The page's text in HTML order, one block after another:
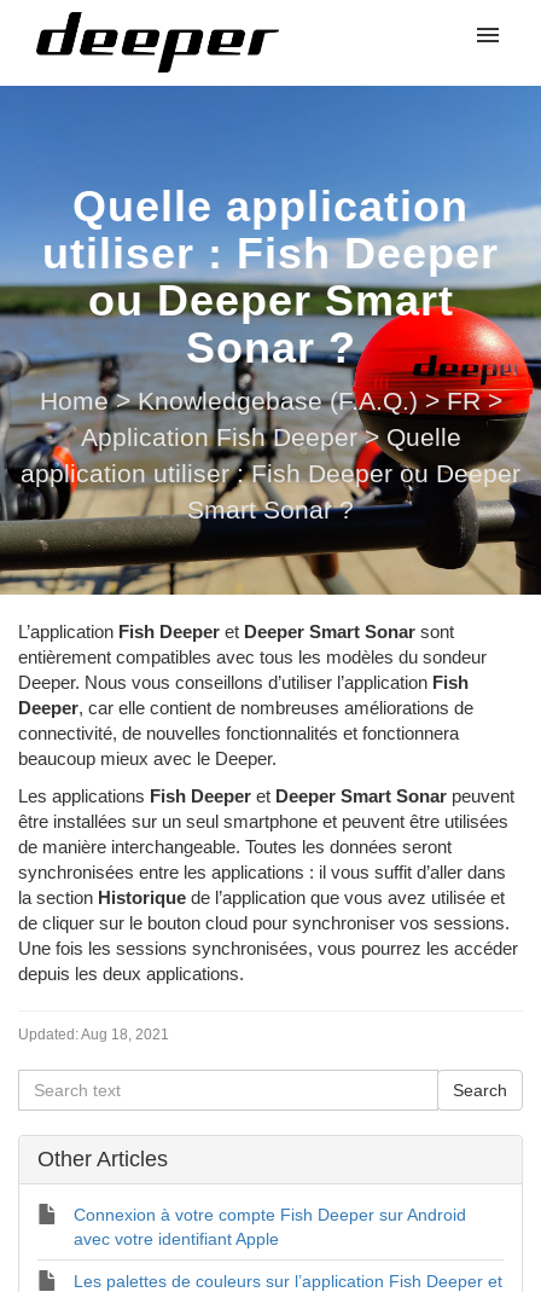
Quelle application
utiliser : Fish Deeper
ou Deeper Smart
Sonar ?
Home > Knowledgebase (F.A.Q.) > FR >
Application Fish Deeper > Quelle
application utiliser : Fish Deeper ou Deeper
Smart Sonar ?
L’application Fish Deeper et Deeper Smart Sonar sont
entièrement compatibles avec tous les modèles du sondeur
Deeper. Nous vous conseillons d’utiliser l’application Fish
Deeper, car elle contient de nombreuses améliorations de
connectivité, de nouvelles fonctionnalités et fonctionnera
beaucoup mieux avec le Deeper.
Les applications Fish Deeper et Deeper Smart Sonar peuvent
être installées sur un seul smartphone et peuvent être utilisées
de manière interchangeable. Toutes les données seront
synchronisées entre les applications : il vous suffit d’aller dans
la section Historique de l’application que vous avez utilisée et
de cliquer sur le bouton cloud pour synchroniser vos sessions.
Une fois les sessions synchronisées, vous pourrez les accéder
depuis les deux applications.
Updated:Aug 18, 2021
Other Articles
Connexion à votre compte Fish Deeper sur Android
avec votre identifiant Apple
Les palettes de couleurs sur l’application Fish Deeper et